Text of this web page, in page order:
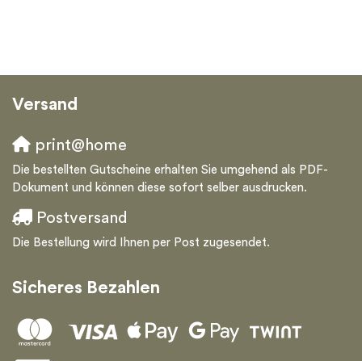
Versand
print@home
Die bestellten Gutscheine erhalten Sie umgehend als PDF-
Dokument und können diese sofort selber ausdrucken.
Postversand
Die Bestellung wird Ihnen per Post zugesendet.
Sicheres Bezahlen